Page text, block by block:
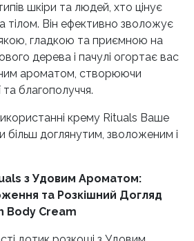
шкіри та людей, хто цінує
тілом. Він ефективно зволожує
гладкою та приємною на
дерева і пачулі огортає вас
ароматом, створюючи
та благополуччя.
крему Rituals Ваше
більш доглянутим, зволоженим і
з Удовим Ароматом:
та Розкішний Догляд
Body Cream